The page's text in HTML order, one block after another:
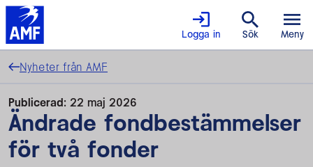
Logga in Sök Meny
Nyheter från AMF
Publicerad: 22 maj 2026
Ändrade fondbestämmelser
för två fonder